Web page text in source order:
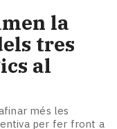
la
tres
al
més les
per fer front a